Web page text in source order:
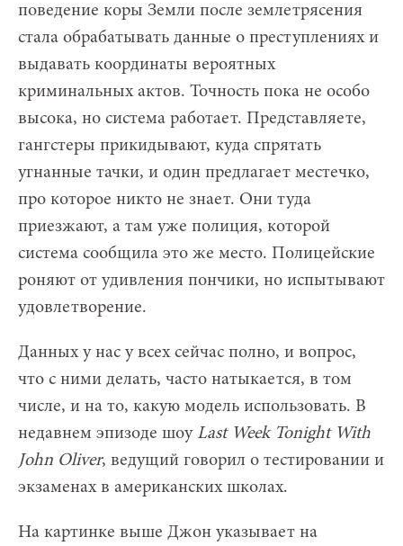
поведение коры Земли после землетрясения
стала обрабатывать данные о преступлениях и
выдавать координаты вероятных
криминальных актов. Точность пока не особо
высока, но система работает. Представляете,
гангстеры прикидывают, куда спрятать
угнанные тачки, и один предлагает местечко,
про которое никто не знает. Они туда
приезжают, а там уже полиция, которой
система сообщила это же место. Полицейские
роняют от удивления пончики, но испытывают
удовлетворение.
Данных у нас у всех сейчас полно, и вопрос,
что с ними делать, часто натыкается, в том
числе, и на то, какую модель использовать. В
недавнем эпизоде шоу Last Week Tonight With
John Oliver, ведущий говорил о тестировании и
экзаменах в американских школах.
На картинке выше Джон указывает на